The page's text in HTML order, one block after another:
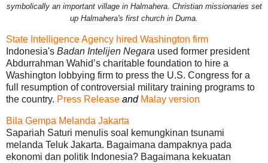
symbolically an important village in Halmahera. Christian missionaries set
up Halmahera's first church in Duma.
State Intelligence Agency hired Washington firm
Indonesia's Badan Intelijen Negara used former president
Abdurrahman Wahid’s charitable foundation to hire a
Washington lobbying firm to press the U.S. Congress for a
full resumption of controversial military training programs to
the country. Press Release and Malay version
Bila Gempa Melanda Jakarta
Sapariah Saturi menulis soal kemungkinan tsunami
melanda Teluk Jakarta. Bagaimana dampaknya pada
ekonomi dan politik Indonesia? Bagaimana kekuatan